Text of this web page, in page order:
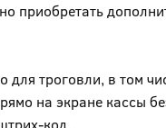
приобретать
троговли, в том
на экране кассы
код.